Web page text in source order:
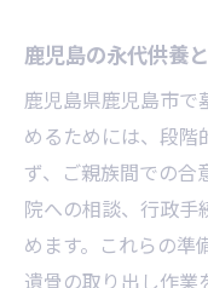
鹿児島の永代供養
鹿児島県鹿児島市で
めるためには、段階
ず、ご親族間での合
院への相談、行政手
めます。これらの準
遺骨の取り出し作業